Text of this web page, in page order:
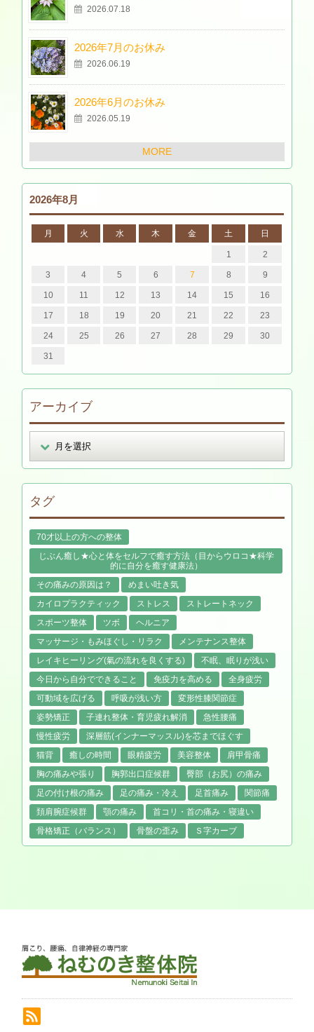
2026.07.18
2026年7月のお休み
2026.06.19
2026年6月のお休み
2026.05.19
MORE
2026年8月
月 火 水 木 金 土 日
1 2
3 4 5 6 7 8 9
10 11 12 13 14 15 16
17 18 19 20 21 22 23
24 25 26 27 28 29 30
31
アーカイブ
タグ
70才以上の方への整体
じぶん癒し★心と体をセルフで癒す方法（目からウロコ★科学
的に自分を癒す健康法）
その痛みの原因は？
めまい吐き気
カイロプラクティック
ストレス
ストレートネック
スポーツ整体
ツボ
ヘルニア
マッサージ・もみほぐし・リラク
メンテナンス整体
レイキヒーリング(氣の流れを良くする)
不眠、眠りが浅い
今日から自分でできること
免疫力を高める
全身疲労
可動域を広げる
呼吸が浅い方
変形性膝関節症
姿勢矯正
子連れ整体・育児疲れ解消
急性腰痛
慢性疲労
深層筋(インナーマッスル)を芯までほぐす
猫背
癒しの時間 眼精疲労 美容整体
肩甲骨痛
胸の痛みや張り
胸郭出口症候群
臀部（お尻）の痛み
足の付け根の痛み
足の痛み・冷え 足首痛み
関節痛
頚肩腕症候群
顎の痛み
首コリ・首の痛み・寝違い
骨格矯正（バランス）
骨盤の歪み Ｓ字カーブ